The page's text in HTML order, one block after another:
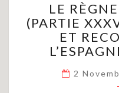
LE
(PARTIE
ET
2